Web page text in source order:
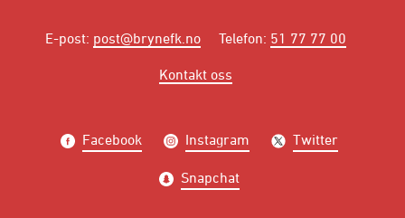
E-post: post@brynefk.no Telefon: 51 77 77 00
Kontakt oss
Facebook Instagram Twitter
Snapchat